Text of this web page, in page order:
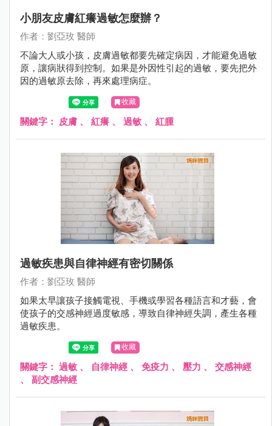
小朋友皮膚紅癢過敏怎麼辦？
作者：劉亞玫 醫師
不論大人或小孩，皮膚過敏都要先確定病因，才能避免過敏
原，讓病狀得到控制。如果是外因性引起的過敏，要先把外
因的過敏原去除，再來處理病症。
收藏
關鍵字： 皮膚 、 紅癢 、 過敏 、 紅腫
過敏疾患與自律神經有密切關係
作者：劉亞玫 醫師
如果太早讓孩子接觸電視、手機或學習各種語言和才藝，會
使孩子的交感神經過度敏感，導致自律神經失調，產生各種
過敏疾患。
收藏
關鍵字： 過敏 、 自律神經 、 免疫力 、 壓力 、 交感神經
、 副交感神經